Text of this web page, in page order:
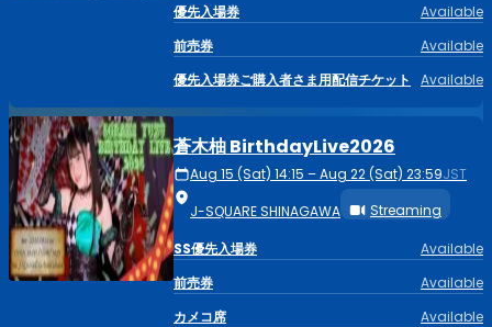
優先入場券
Available
前売券
Available
優先入場券ご購入者さま用配信チケット
Available
蒼木柚 BirthdayLive2026
Aug 15 (Sat) 14:15 – Aug 22 (Sat) 23:59JST
J-SQUARE SHINAGAWA
Streaming
SS優先入場券
Available
前売券
Available
カメコ席
Available